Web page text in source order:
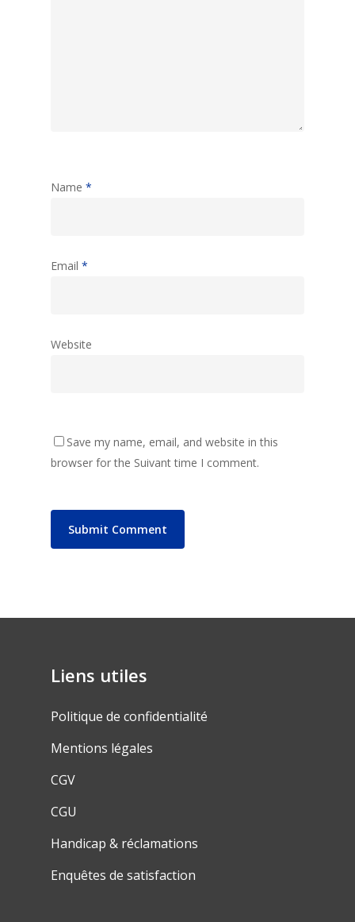
Name *
Email *
Website
Save my name, email, and website in this
browser for the Suivant time I comment.
Liens utiles
Politique de confidentialité
Mentions légales
CGV
CGU
Handicap & réclamations
Enquêtes de satisfaction